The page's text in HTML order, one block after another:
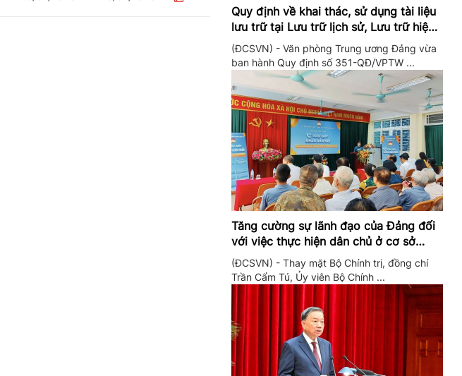
Quy định về khai thác, sử dụng tài liệu
lưu trữ tại Lưu trữ lịch sử, Lưu trữ hiện
hành của Trung ương Đảng và Văn
phòng Trung ương Đảng
(ĐCSVN) - Văn phòng Trung ương Đảng vừa
ban hành Quy định số 351-QĐ/VPTW ...
Tăng cường sự lãnh đạo của Đảng đối
với việc thực hiện dân chủ ở cơ sở
trong giai đoạn mới
(ĐCSVN) - Thay mặt Bộ Chính trị, đồng chí
Trần Cẩm Tú, Ủy viên Bộ Chính ...